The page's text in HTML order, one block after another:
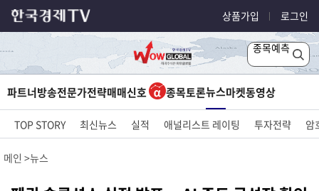
상품가입 로그인
종목예측
파트너방송전문가전략매매신호 종목토론뉴스마켓동영상
TOP STORY 최신뉴스 실적 애널리스트 레이팅 투자전략 암
메인 뉴스